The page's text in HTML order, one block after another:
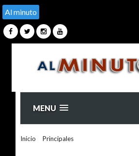
Al minuto
MENU
Inicio Principales>